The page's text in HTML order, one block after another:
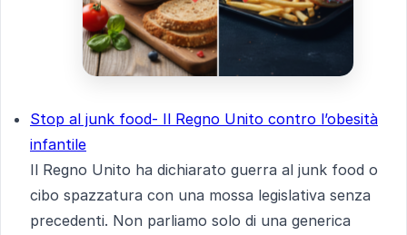
Stop al junk food- Il Regno Unito contro l’obesità
infantile
Il Regno Unito ha dichiarato guerra al junk food o
cibo spazzatura con una mossa legislativa senza
precedenti. Non parliamo solo di una generica